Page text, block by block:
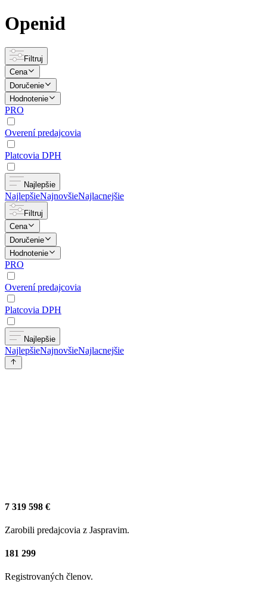
Openid
Filtruj
Cena
Doručenie
Hodnotenie
PRO
Overení predajcovia
Platcovia DPH
Najlepšie
NajlepšieNajnovšieNajlacnejšie
Filtruj
Cena
Doručenie
Hodnotenie
PRO
Overení predajcovia
Platcovia DPH
Najlepšie
NajlepšieNajnovšieNajlacnejšie
7 319 598 €
Zarobili predajcovia z Jaspravim.
181 299
Registrovaných členov.